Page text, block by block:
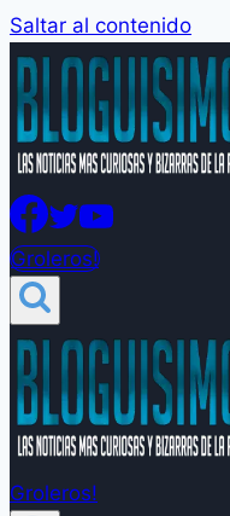
Saltar al contenido
Groleros!
Groleros!